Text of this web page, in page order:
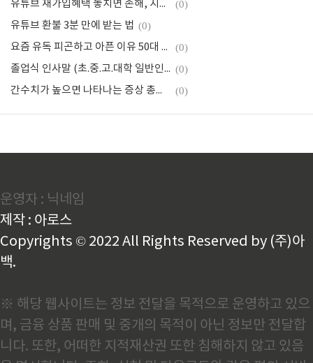
유튜브 재가입혜택 놓치면 손해, 지금 바로 확인하세요 (0)
유튜브 환불 3분 만에 받는 법 (0)
요즘 유독 피곤하고 아픈 이유 50대 이후 건강이 갑자기 무너지는 시점 (0)
졸업식 인사말 (초.중.고.대학 일반인용) (0)
간수치가 높으면 나타나는 증상 총정리 (0)
운영자 : 닉네임
제작 : 아로스
Copyrights © 2022 All Rights Reserved by (주)아
백.
※ 해당 웹사이트는 정보 전달을 목적으로 운영하고 있으
며, 금융 상품 판매 및 중개의 목적이 아닌 정보만 전달합
니다. 또한, 어떠한 지적재산권 또한 침해하지 않고 있음